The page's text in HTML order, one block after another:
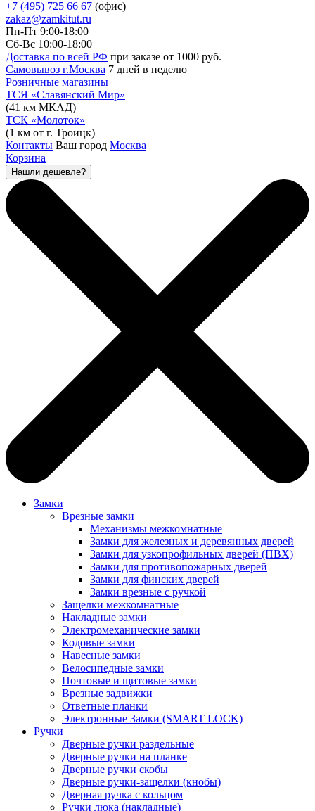
+7 (495) 725 66 67 (офис)
zakaz@zamkitut.ru
Пн-Пт 9:00-18:00
Сб-Вс 10:00-18:00
Доставка по всей РФ при заказе от 1000 руб.
Самовывоз г.Москва 7 дней в неделю
Розничные магазины
ТСЯ «Славянский Мир»
(41 км МКАД)
ТСК «Молоток»
(1 км от г. Троицк)
Контакты Ваш город Москва
Корзина
Нашли дешевле?
Замки
Врезные замки
Механизмы межкомнатные
Замки для железных и деревянных дверей
Замки для узкопрофильных дверей (ПВХ)
Замки для противопожарных дверей
Замки для финских дверей
Замки врезные с ручкой
Защелки межкомнатные
Накладные замки
Электромеханические замки
Кодовые замки
Навесные замки
Велосипедные замки
Почтовые и щитовые замки
Врезные задвижки
Ответные планки
Электронные Замки (SMART LOCK)
Ручки
Дверные ручки раздельные
Дверные ручки на планке
Дверные ручки скобы
Дверные ручки-защелки (кнобы)
Дверная ручка с кольцом
Ручки люка (накладные)